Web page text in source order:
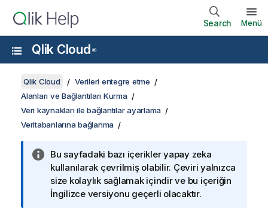
Search Menü
Qlik Cloud ®
Qlik Cloud
Verileri entegre etme
Alanları ve Bağlantıları Kurma
Veri kaynakları ile bağlantılar ayarlama
Veritabanlarına bağlanma
Bu sayfadaki bazı içerikler yapay zeka
kullanılarak çevrilmiş olabilir. Çeviri yalnızca
size kolaylık sağlamak içindir ve bu içeriğin
İngilizce versiyonu geçerli olacaktır.